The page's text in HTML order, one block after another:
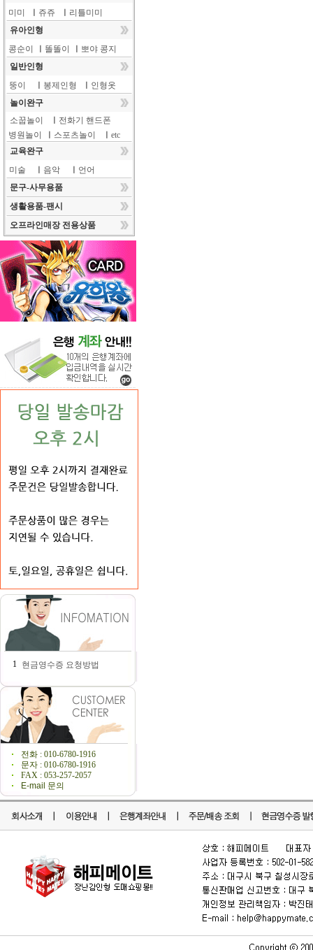
미미
쥬쥬
리틀미미
유아인형
콩순이
똘똘이
뽀야 콩지
일반인형
뚱이
봉제인형
인형옷
놀이완구
소꿉놀이
전화기 핸드폰
병원놀이
스포츠놀이
etc
교육완구
미술
음악
언어
문구-사무용품
생활용품-팬시
오프라인매장 전용상품
1 현금영수증 요청방법
전화 : 010-6780-1916
문자 : 010-6780-1916
FAX : 053-257-2057
E-mail 문의